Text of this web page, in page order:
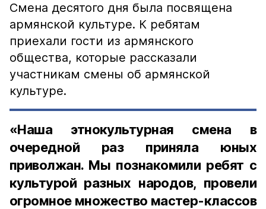
Смена десятого дня была посвящена
армянской культуре. К ребятам
приехали гости из армянского
общества, которые рассказали
участникам смены об армянской
культуре.
«Наша этнокультурная смена в
очередной раз приняла юных
приволжан. Мы познакомили ребят с
культурой разных народов, провели
огромное множество мастер-классов